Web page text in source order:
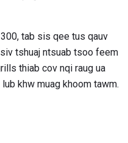
tab sis qee tus qauv
tshuaj ntsuab tsoo feem
thiab cov nqi raug ua
khw muag khoom tawm.